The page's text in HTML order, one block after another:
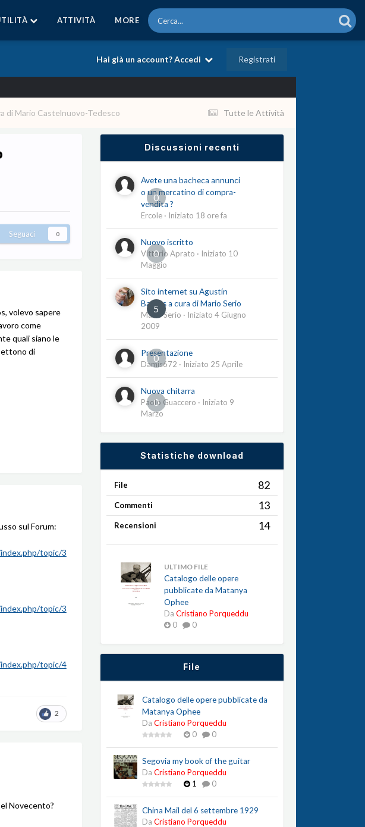
ATTIVITÀ MORE
Hai già un account? Accedi Registrati
Tutte le Attività
di Mario Castelnuovo-Tedesco
Seguaci 0
volevo sapere
come
quali siano le
di
sul Forum:
topic/3
topic/3
topic/4
2
Novecento?
Discussioni recenti
0
Avete una bacheca annunci
o un mercatino di compra-
vendita ?
Ercole· Iniziato 18 ore fa
0
Nuovo iscritto
Vittorio Aprato · Iniziato 10
Maggio
5
Sito internet su Agustín
Barrios a cura di Mario Serio
Mario Serio · Iniziato 4 Giugno
2009
0
Presentazione
Damis672 · Iniziato 25 Aprile
0
Nuova chitarra
Paolo Guaccero · Iniziato 9
Marzo
Statistiche download
File 82
Commenti 13
Recensioni 14
ULTIMO FILE
Catalogo delle opere
pubblicate da Matanya
Ophee
Da Cristiano Porqueddu
0
0
File
Catalogo delle opere pubblicate da
Matanya Ophee
Da Cristiano Porqueddu
0
0
Segovia my book of the guitar
Da Cristiano Porqueddu
1
0
China Mail del 6 settembre 1929
Da Cristiano Porqueddu